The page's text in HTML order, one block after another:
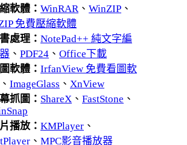
軟體： WinRAR、 WinZIP 、
免費壓縮軟體
處理： NotePad++ 純文字編
、 PDF24 、 Office下載
軟體： IrfanView 免費看圖軟
、 ImageGlass 、 XnView
抓圖： ShareX 、 FastStone 、
播放： KMPlayer 、
、 MPC影音播放器